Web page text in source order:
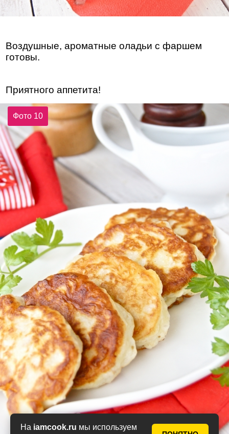
На iamcook.ru мы используем
Воздушные, ароматные оладьи с фаршем
готовы.
Приятного аппетита!
Фото 10